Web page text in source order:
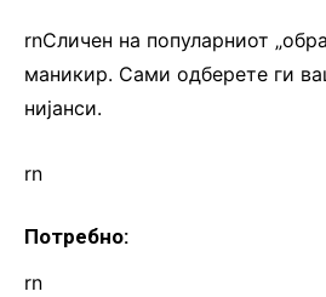
rnСличен на популарниот
маникир. Сами одберете ги
нијанси.
rn
Потребно:
rn